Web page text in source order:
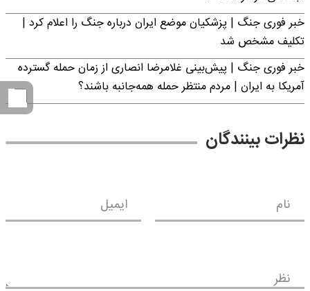
خبر فوری جنگ | پزشکیان موضع ایران درباره جنگ را اعلام کرد |
تکلیف مشخص شد
خبر فوری جنگ | پیش‌بینی غلامرضا انصاری از زمان حمله گسترده
آمریکا به ایران | مردم منتظر حمله همه‌جانبه باشند؟
نظرات بینندگان
نام ایمیل
نظر